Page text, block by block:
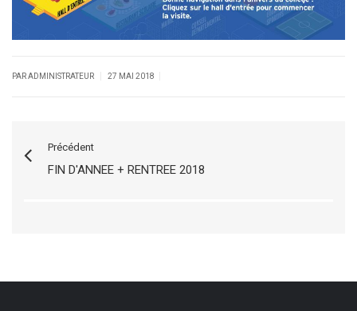
PAR ADMINISTRATEUR 27 MAI 2018
Précédent
FIN D'ANNEE + RENTREE 2018